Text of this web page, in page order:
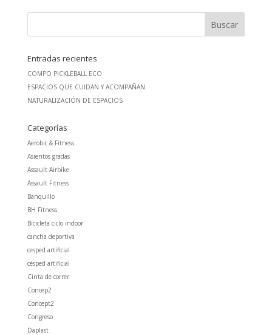
Entradas recientes
COMPO PICKLEBALL ECO
ESPACIOS QUE CUIDAN Y ACOMPAÑAN
NATURALIZACIÓN DE ESPACIOS
Categorías
Aerobic & Fitness
Asientos gradas
Assault Airbike
Assault Fitness
Banquillo
BH Fitness
Bicicleta ciclo indoor
cancha deportiva
cesped artificial
césped artificial
Cinta de correr
Concep2
Concept2
Congreso
Daplast